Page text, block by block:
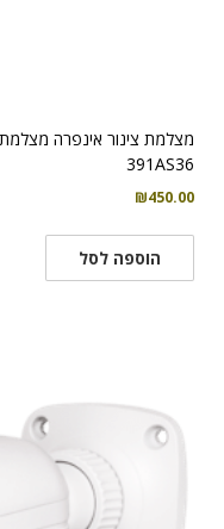
391AS36
₪450.00
הוספה לסל